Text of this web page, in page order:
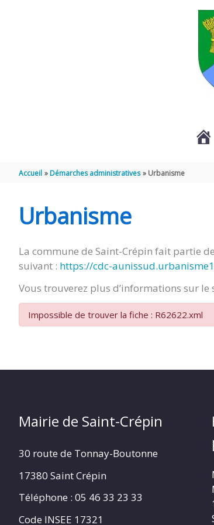
Accueil Démarches administratives Urbanisme
Urbanisme
La commune de Saint-Crépin fait partie
suivant : https://cdc-
Vous trouverez plus d’informations sur le
Impossible de trouver la fiche : R62622.xml
Mairie de Saint-Crépin
30 route de Tonnay-Boutonne
17380 Saint Crépin
Téléphone : 05 46 33 23 33
Code INSEE 17321